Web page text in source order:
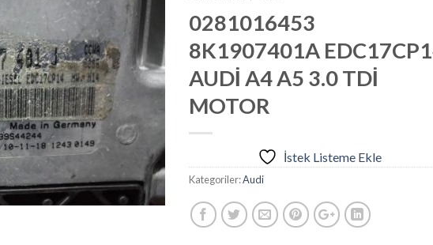
İstek
Listeme
Ekle
0281016453
8K1907401A
AUDİ A4 A5 3.0 TDİ
MOTOR
İstek Listeme Ekle
Kategoriler:Audi